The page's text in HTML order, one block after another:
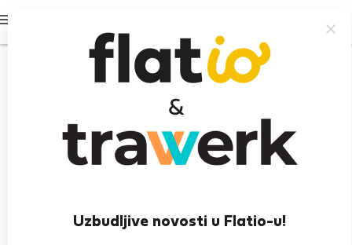
Uzbudljive novosti u Flatio-u!
JNB V.